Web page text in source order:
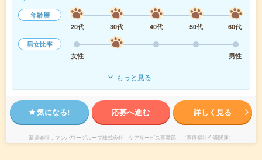
年齢層
20代
30代 40代 50代
60代
男女比率
女性
男性
もっと見る
気になる! 応募へ進む 詳しく見る
派遣会社 マンパワーグループ株式会社 ケアサービス事業部 （医療福祉介護関連）